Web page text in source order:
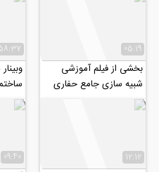
05:19
بخشی از فیلم آموزشی
شبیه سازی جامع حفاری
مکانیزه سپری تونل با
TBM در نرم افزار...
12:12
09:40